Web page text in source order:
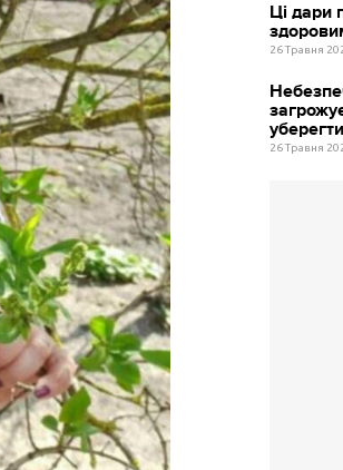
Ці дари
26 Травня
26 Травня